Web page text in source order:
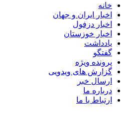
خانه
اخبار ایران و جهان
اخبار دزفول
اخبار خوزستان
یادداشت
گفتگو
پرونده ویژه
گزارش های ویدویی
ارسال خبر
درباره ما
ارتباط با ما